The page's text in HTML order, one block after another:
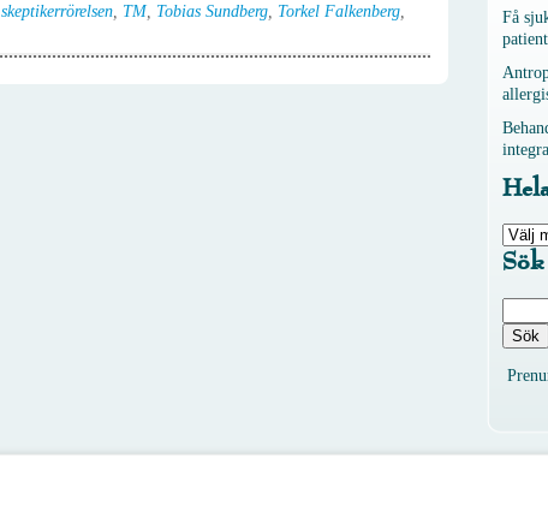
skeptikerrörelsen, TM, Tobias Sundberg, Torkel Falkenberg,
Få
Hela
arkivet
Sök
efter: